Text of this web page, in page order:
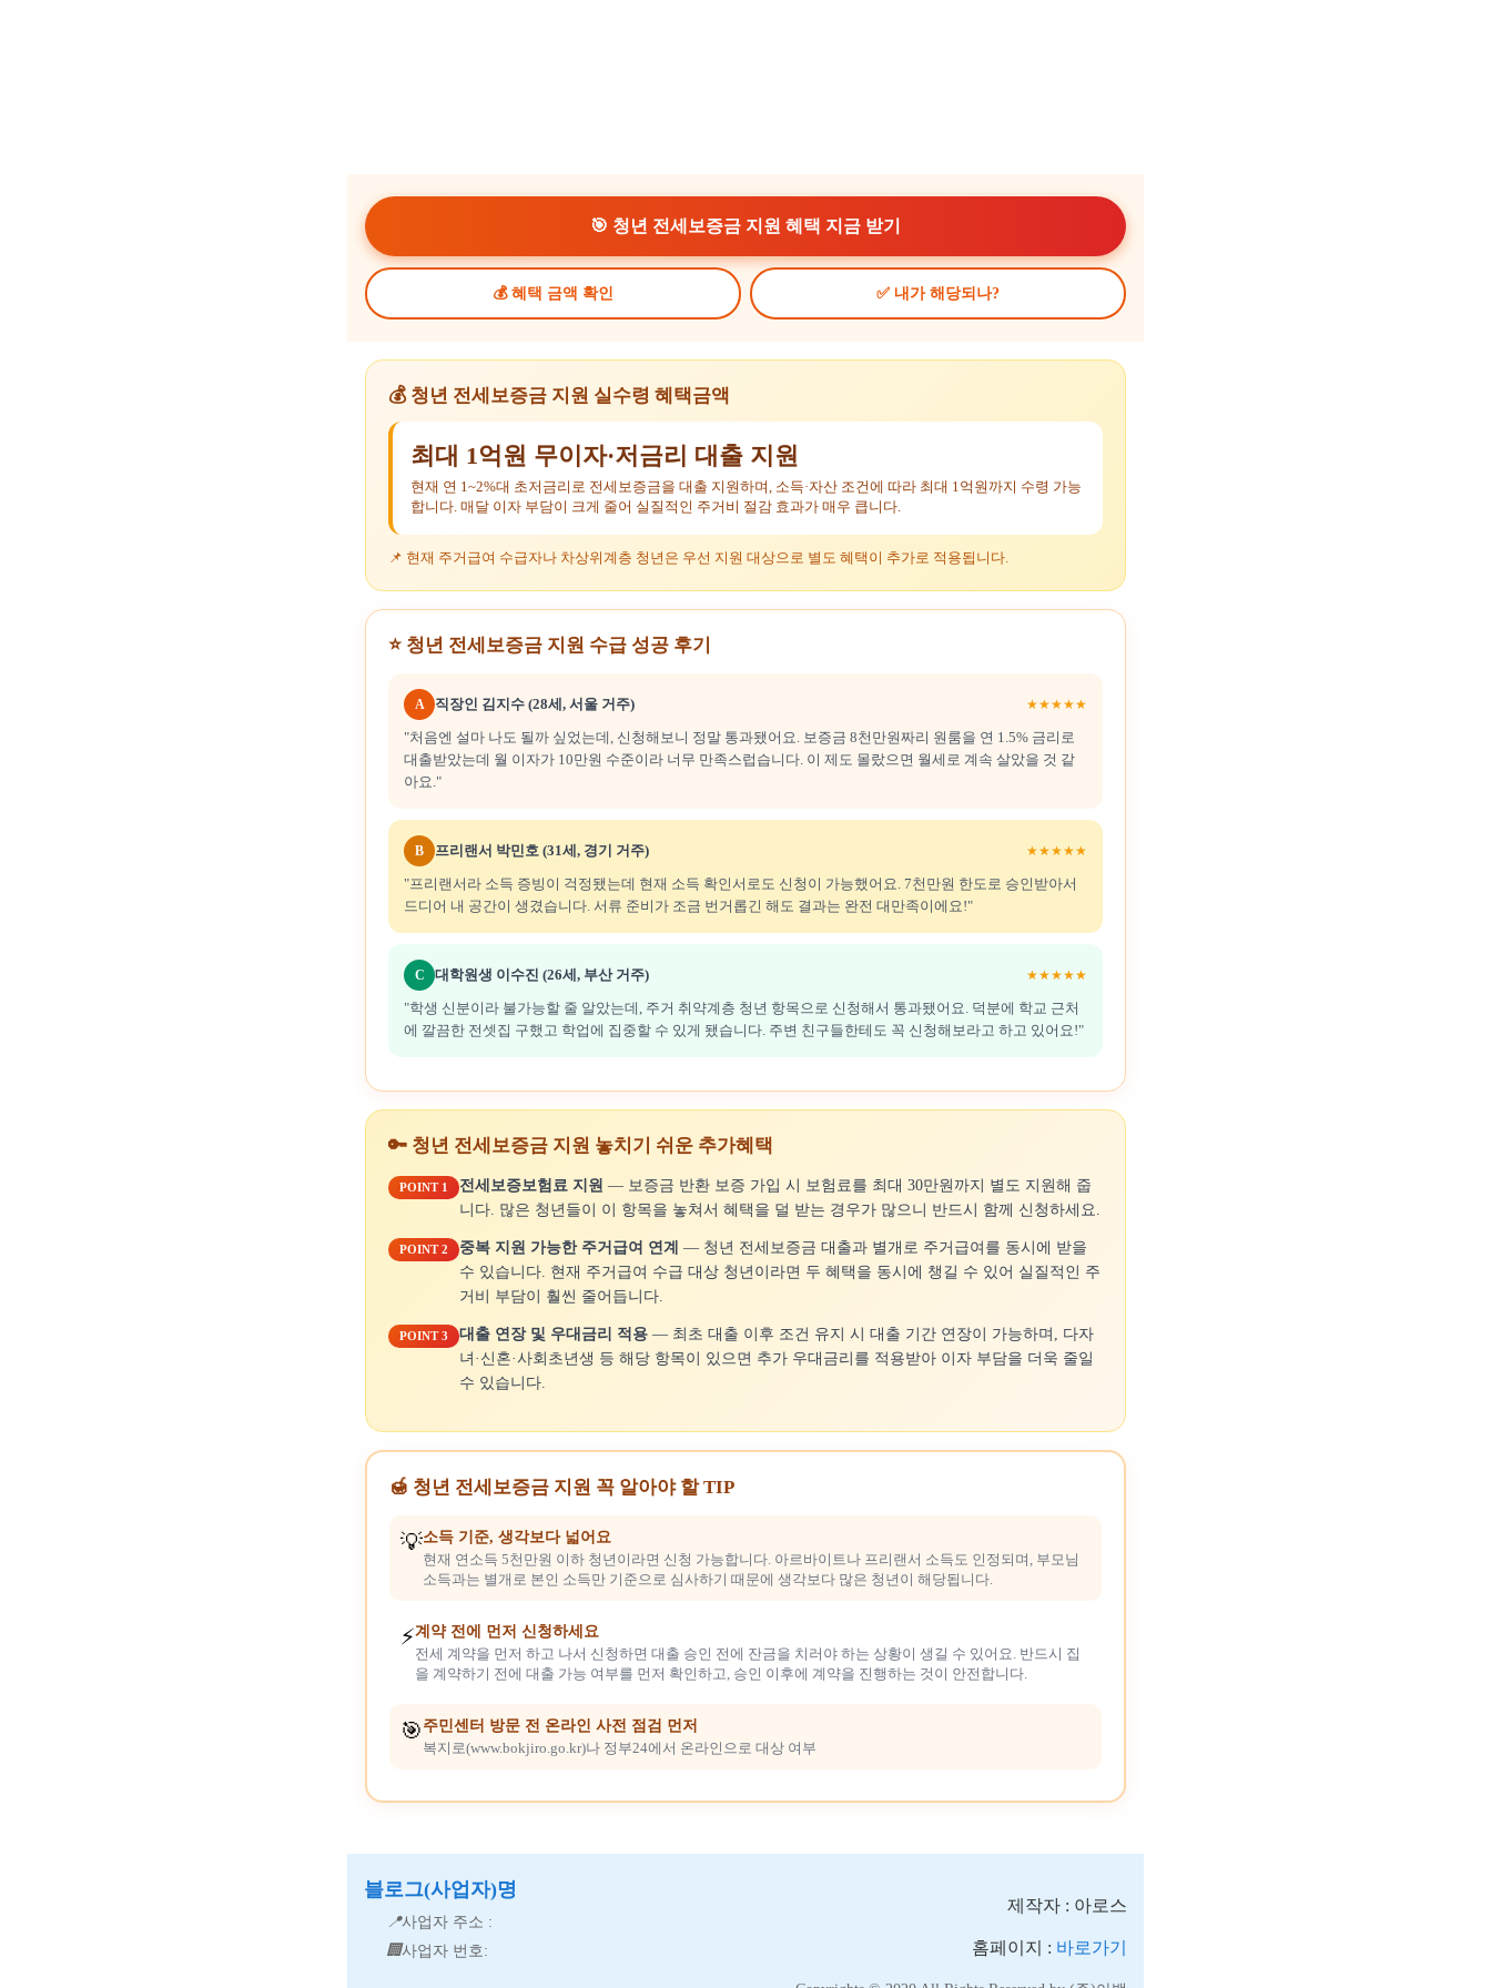
🎯 청년 전세보증금 지원 혜택 지금 받기
💰 혜택 금액 확인 ✅ 내가 해당되나?
💰 청년 전세보증금 지원 실수령 혜택금액
최대 1억원 무이자·저금리 대출 지원
현재 연 1~2%대 초저금리로 전세보증금을 대출 지원하며, 소득·자산 조건에 따라 최대 1억원까지 수령 가능
합니다. 매달 이자 부담이 크게 줄어 실질적인 주거비 절감 효과가 매우 큽니다.
📌 현재 주거급여 수급자나 차상위계층 청년은 우선 지원 대상으로 별도 혜택이 추가로 적용됩니다.
⭐ 청년 전세보증금 지원 수급 성공 후기
A 직장인 김지수 (28세, 서울 거주) ★★★★★
"처음엔 설마 나도 될까 싶었는데, 신청해보니 정말 통과됐어요. 보증금 8천만원짜리 원룸을 연 1.5% 금리로
대출받았는데 월 이자가 10만원 수준이라 너무 만족스럽습니다. 이 제도 몰랐으면 월세로 계속 살았을 것 같
아요."
B 프리랜서 박민호 (31세, 경기 거주) ★★★★★
"프리랜서라 소득 증빙이 걱정됐는데 현재 소득 확인서로도 신청이 가능했어요. 7천만원 한도로 승인받아서
드디어 내 공간이 생겼습니다. 서류 준비가 조금 번거롭긴 해도 결과는 완전 대만족이에요!"
C 대학원생 이수진 (26세, 부산 거주) ★★★★★
"학생 신분이라 불가능할 줄 알았는데, 주거 취약계층 청년 항목으로 신청해서 통과됐어요. 덕분에 학교 근처
에 깔끔한 전셋집 구했고 학업에 집중할 수 있게 됐습니다. 주변 친구들한테도 꼭 신청해보라고 하고 있어요!"
🔑 청년 전세보증금 지원 놓치기 쉬운 추가혜택
POINT 1 전세보증보험료 지원 — 보증금 반환 보증 가입 시 보험료를 최대 30만원까지 별도 지원해 줍
니다. 많은 청년들이 이 항목을 놓쳐서 혜택을 덜 받는 경우가 많으니 반드시 함께 신청하세요.
POINT 2 중복 지원 가능한 주거급여 연계 — 청년 전세보증금 대출과 별개로 주거급여를 동시에 받을
수 있습니다. 현재 주거급여 수급 대상 청년이라면 두 혜택을 동시에 챙길 수 있어 실질적인 주
거비 부담이 훨씬 줄어듭니다.
POINT 3 대출 연장 및 우대금리 적용 — 최초 대출 이후 조건 유지 시 대출 기간 연장이 가능하며, 다자
녀·신혼·사회초년생 등 해당 항목이 있으면 추가 우대금리를 적용받아 이자 부담을 더욱 줄일
수 있습니다.
🍯 청년 전세보증금 지원 꼭 알아야 할 TIP
💡소득 기준, 생각보다 넓어요
현재 연소득 5천만원 이하 청년이라면 신청 가능합니다. 아르바이트나 프리랜서 소득도 인정되며, 부모님
소득과는 별개로 본인 소득만 기준으로 심사하기 때문에 생각보다 많은 청년이 해당됩니다.
⚡계약 전에 먼저 신청하세요
전세 계약을 먼저 하고 나서 신청하면 대출 승인 전에 잔금을 치러야 하는 상황이 생길 수 있어요. 반드시 집
을 계약하기 전에 대출 가능 여부를 먼저 확인하고, 승인 이후에 계약을 진행하는 것이 안전합니다.
🎯 주민센터 방문 전 온라인 사전 점검 먼저
복지로(www.bokjiro.go.kr)나 정부24에서 온라인으로 대상 여부
블로그(사업자)명
📍사업자 주소 :
🏢사업자 번호:
제작자 : 아로스
홈페이지 : 바로가기